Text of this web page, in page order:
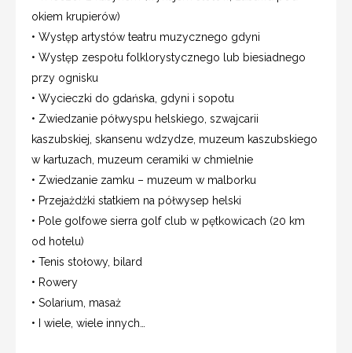
okiem krupierów)
• Występ artystów teatru muzycznego gdyni
• Występ zespołu folklorystycznego lub biesiadnego
przy ognisku
• Wycieczki do gdańska, gdyni i sopotu
• Zwiedzanie półwyspu helskiego, szwajcarii
kaszubskiej, skansenu wdzydze, muzeum kaszubskiego
w kartuzach, muzeum ceramiki w chmielnie
• Zwiedzanie zamku – muzeum w malborku
• Przejażdżki statkiem na półwysep helski
• Pole golfowe sierra golf club w pętkowicach (20 km
od hotelu)
• Tenis stołowy, bilard
• Rowery
• Solarium, masaż
• I wiele, wiele innych…